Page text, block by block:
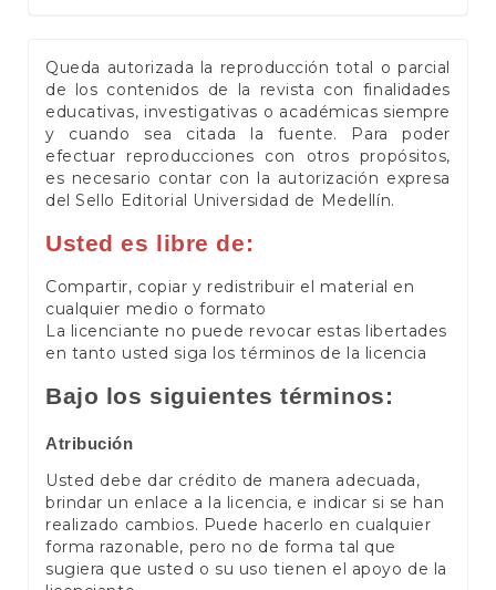
Queda autorizada la reproducción total o parcial
de los contenidos de la revista con finalidades
educativas, investigativas o académicas siempre
y cuando sea citada la fuente. Para poder
efectuar reproducciones con otros propósitos,
es necesario contar con la autorización expresa
del Sello Editorial Universidad de Medellín.
Usted es libre de:
Compartir, copiar y redistribuir el material en
cualquier medio o formato
La licenciante no puede revocar estas libertades
en tanto usted siga los términos de la licencia
Bajo los siguientes términos:
Atribución
Usted debe dar crédito de manera adecuada,
brindar un enlace a la licencia, e indicar si se han
realizado cambios. Puede hacerlo en cualquier
forma razonable, pero no de forma tal que
sugiera que usted o su uso tienen el apoyo de la